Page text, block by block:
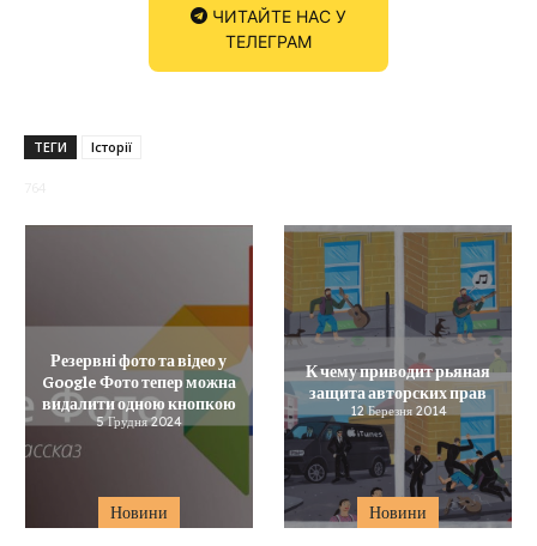
ЧИТАЙТЕ НАС У
ТЕЛЕГРАМ
ТЕГИ Історії
Новини
Резервні фото та відео у
Google Фото тепер можна
видалити одною кнопкою
5 Грудня 2024
Новини
К чему приводит рьяная
защита авторских прав
12 Березня 2014